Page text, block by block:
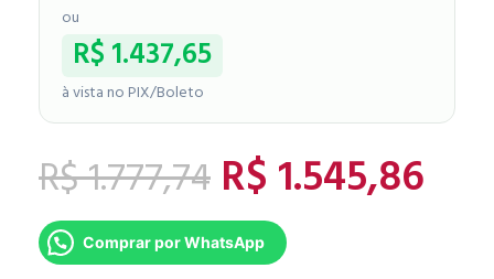
ou
R$1.437,65
à vista no PIX/Boleto
R$1.777,74 R$1.545,86
Comprar por WhatsApp